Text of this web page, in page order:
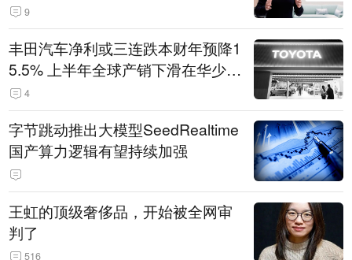
9
丰田汽车净利或三连跌本财年预降1
5.5% 上半年全球产销下滑在华少卖
14.3万辆
4
字节跳动推出大模型SeedRealtime
国产算力逻辑有望持续加强
王虹的顶级奢侈品，开始被全网审
判了
516